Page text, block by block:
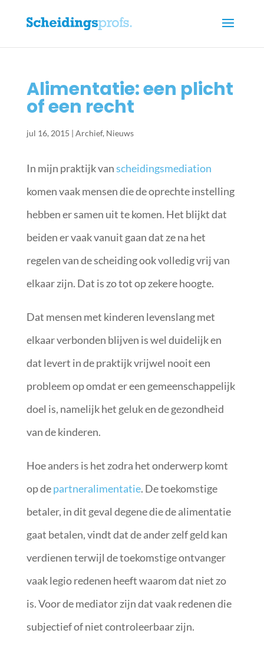
Alimentatie: een plicht
of een recht
jul 16, 2015 | Archief, Nieuws
In mijn praktijk vanscheidingsmediation
komen vaak mensen die de oprechte instelling
hebben er samen uit te komen. Het blijkt dat
beiden er vaak vanuit gaan dat ze na het
regelen van de scheiding ook volledig vrij van
elkaar zijn. Dat is zo tot op zekere hoogte.
Dat mensen met kinderen levenslang met
elkaar verbonden blijven is wel duidelijk en
dat levert in de praktijk vrijwel nooit een
probleem op omdat er een gemeenschappelijk
doel is, namelijk het geluk en de gezondheid
van de kinderen.
Hoe anders is het zodra het onderwerp komt
op departneralimentatie. De toekomstige
betaler, in dit geval degene die de alimentatie
gaat betalen, vindt dat de ander zelf geld kan
verdienen terwijl de toekomstige ontvanger
vaak legio redenen heeft waarom dat niet zo
is. Voor de mediator zijn dat vaak redenen die
subjectief of niet controleerbaar zijn.